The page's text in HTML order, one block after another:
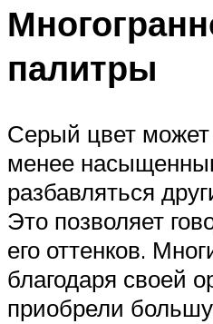
палитры
Серый цвет
менее
разбавляться
Это позволяет
его оттенков.
благодаря своей
приобрели